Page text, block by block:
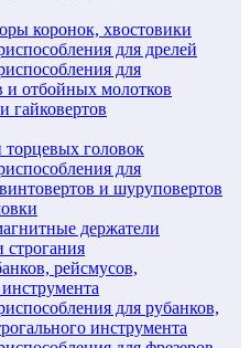
коронок, хвостовики
для дрелей
для
и отбойных молотков
гайковертов
головок
для
и шуруповертов
держатели
строгания
рейсмусов,
для рубанков,
инструмента